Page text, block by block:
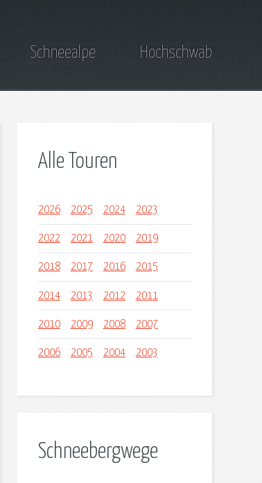
Schneealpe Hochschwab
Alle Touren
2026 2025 2024 2023
2022 2021 2020 2019
2018 2017 2016 2015
2014 2013 2012 2011
2010 2009 2008 2007
2006 2005 2004 2003
Schneebergwege